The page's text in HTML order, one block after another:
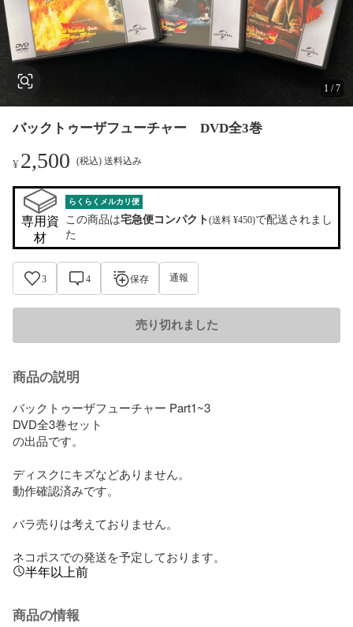
1 /7
バックトゥーザフューチャー DVD全3巻
¥2,500 (税込) 送料込み
専用資
材
らくらくメルカリ便
この商品は宅急便コンパクト(送料 ¥450)で配送されまし
た
3 4 保存 通報
売り切れました
商品の説明
バックトゥーザフューチャー Part1~3
DVD全3巻セット
の出品です。
ディスクにキズなどありません。
動作確認済みです。
バラ売りは考えておりません。
ネコポスでの発送を予定しております。
半年以上前
商品の情報